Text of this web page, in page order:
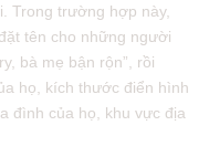
Trong trường hợp này,
tên cho những người
bà mẹ bận rộn”, rồi
họ, kích thước điển hình
đình của họ, khu vực địa